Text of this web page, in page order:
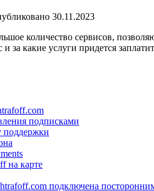
30.11.2023
количество сервисов,
и за какие услуги придется
подписками
поддержки
на карте
подключена